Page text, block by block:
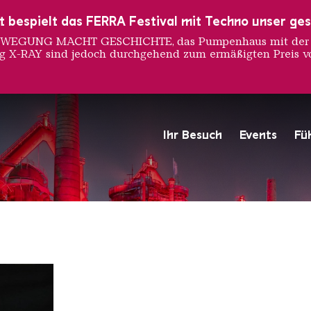
Ihr Besuch Events
Hochofengruppe in Rot
Copyright: Weltkulturerbe
bespielt das FERRA Festival mit Techno unser
MACHT GESCHICHTE, das Pumpenhaus mit
RAY sind jedoch durchgehend zum ermäßigten Preis